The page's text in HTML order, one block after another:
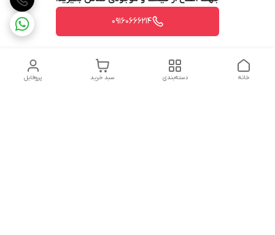
09160666214
پروفایل سبد خرید دسته‌بندی خانه